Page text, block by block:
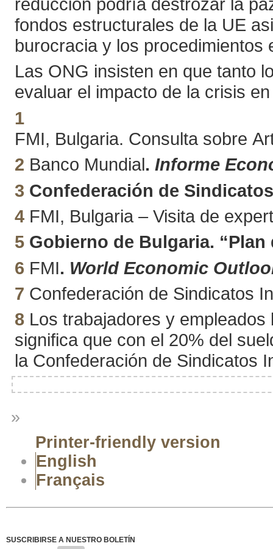
fondos estructurales de la UE
burocracia y los
Las ONG insisten en que tanto
evaluar el impacto de la crisis
1
FMI, Bulgaria. Consulta sobre
2 Banco Mundial. Informe
3 Confederación de
4FMI, Bulgaria – Visita de
5 Gobierno de Bulgaria.
6 FMI. World Economic
7 Confederación de Sindicatos
8Los trabajadores y empleados
significa que con el 20% del
la Confederación de Sindicatos
»
Printer-friendly version
English
Français
SUSCRIBIRSE A NUESTRO BOLETÍN